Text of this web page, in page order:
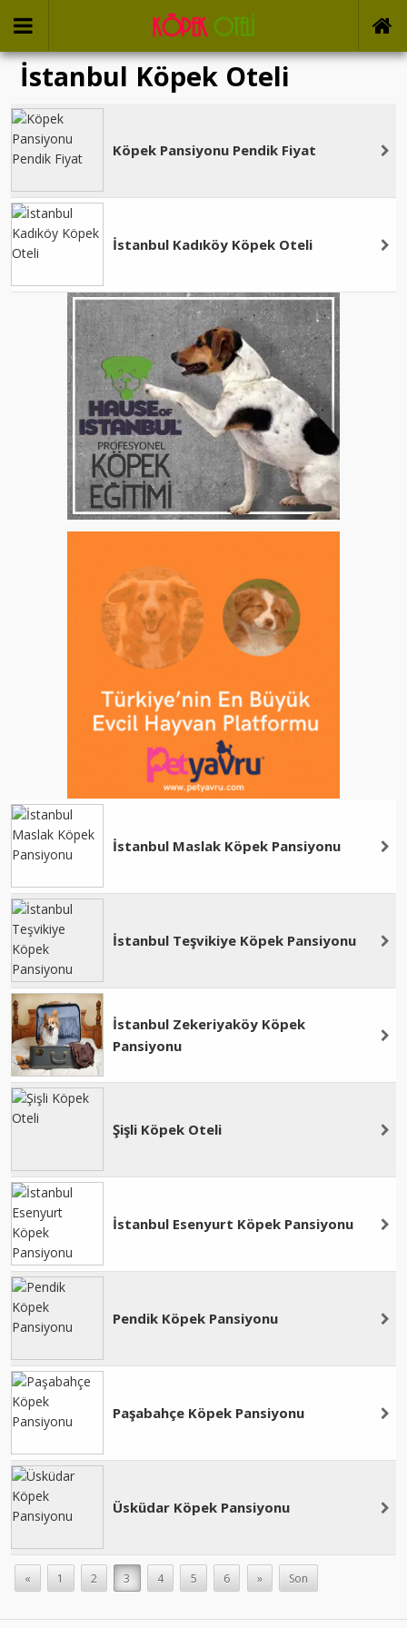
İstanbul Köpek Oteli
Köpek Pansiyonu Pendik Fiyat
İstanbul Kadıköy Köpek Oteli
İstanbul Maslak Köpek Pansiyonu
İstanbul Teşvikiye Köpek Pansiyonu
İstanbul Zekeriyaköy Köpek
Pansiyonu
Şişli Köpek Oteli
İstanbul Esenyurt Köpek Pansiyonu
Pendik Köpek Pansiyonu
Paşabahçe Köpek Pansiyonu
Üsküdar Köpek Pansiyonu
« 1 2 3 4 5 6 » Son